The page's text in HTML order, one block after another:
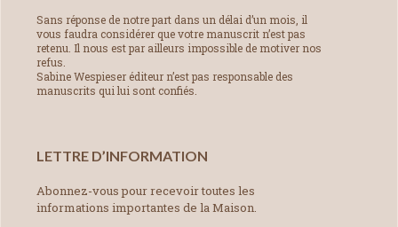
Sans réponse de notre part dans un délai d’un mois, il
vous faudra considérer que votre manuscrit n’est pas
retenu. Il nous est par ailleurs impossible de motiver nos
refus.
Sabine Wespieser éditeur n’est pas responsable des
manuscrits qui lui sont confiés.
LETTRE D’INFORMATION
Abonnez-vous pour recevoir toutes les
informations importantes de la Maison.